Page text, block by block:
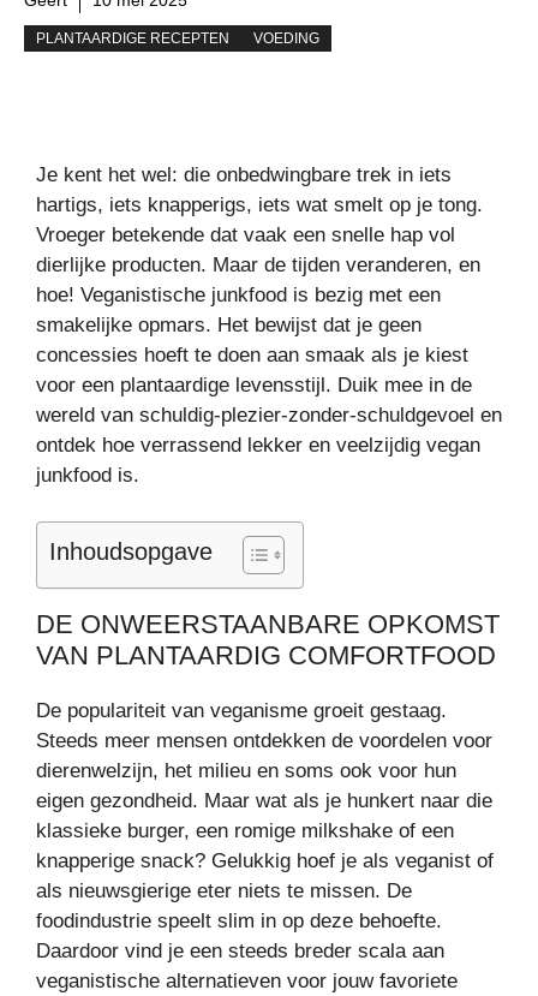
PLANTAARDIGE RECEPTEN VOEDING
Je kent het wel: die onbedwingbare trek in iets
hartigs, iets knapperigs, iets wat smelt op je tong.
Vroeger betekende dat vaak een snelle hap vol
dierlijke producten. Maar de tijden veranderen, en
hoe! Veganistische junkfood is bezig met een
smakelijke opmars. Het bewijst dat je geen
concessies hoeft te doen aan smaak als je kiest
voor een plantaardige levensstijl. Duik mee in de
wereld van schuldig-plezier-zonder-schuldgevoel en
ontdek hoe verrassend lekker en veelzijdig vegan
junkfood is.
Inhoudsopgave
DE ONWEERSTAANBARE OPKOMST
VAN PLANTAARDIG COMFORTFOOD
De populariteit van veganisme groeit gestaag.
Steeds meer mensen ontdekken de voordelen voor
dierenwelzijn, het milieu en soms ook voor hun
eigen gezondheid. Maar wat als je hunkert naar die
klassieke burger, een romige milkshake of een
knapperige snack? Gelukkig hoef je als veganist of
als nieuwsgierige eter niets te missen. De
foodindustrie speelt slim in op deze behoefte.
Daardoor vind je een steeds breder scala aan
veganistische alternatieven voor jouw favoriete